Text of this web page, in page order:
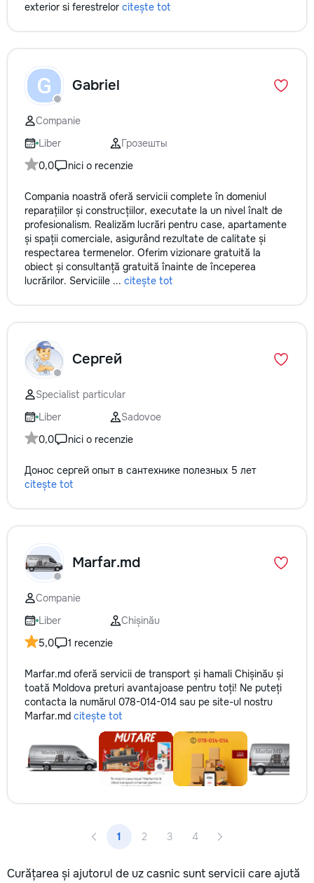
exterior si ferestrelor citește tot
G Gabriel
Companie
Liber
Грозешты
0,0
nici o recenzie
Compania noastră oferă servicii complete în domeniul
reparațiilor și construcțiilor, executate la un nivel înalt de
profesionalism. Realizăm lucrări pentru case, apartamente
și spații comerciale, asigurând rezultate de calitate și
respectarea termenelor. Oferim vizionare gratuită la
obiect și consultanță gratuită înainte de începerea
lucrărilor. Serviciile ... citește tot
Сергей
Specialist particular
Liber
Sadovoe
0,0
nici o recenzie
Донос сергей опыт в сантехнике полезных 5 лет
citește tot
Marfar.md
Companie
Liber
Chișinău
5,0
1 recenzie
Marfar.md oferă servicii de transport și hamali Chișinău și
toată Moldova preturi avantajoase pentru toți! Ne puteți
contacta la numărul 078-014-014 sau pe site-ul nostru
Marfar.md citește tot
1 2 3 4
Curățarea și ajutorul de uz casnic sunt servicii care ajută